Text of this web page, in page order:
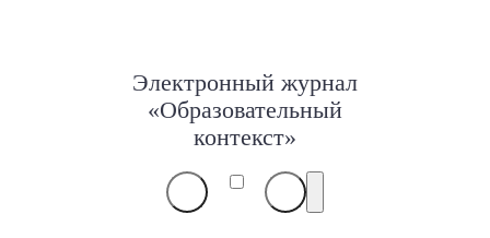
Электронный журнал
«Образовательный
контекст»